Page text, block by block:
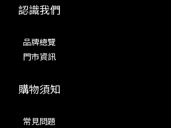
認識我們
品牌總覽
門市資訊
購物須知
常見問題